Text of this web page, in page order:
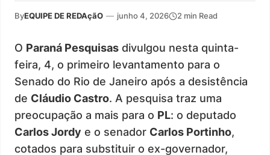
ByEQUIPE DE REDAçãO — junho 4, 2026 2 min Read
O Paraná Pesquisas divulgou nesta quinta-
feira, 4, o primeiro levantamento para o
Senado do Rio de Janeiro após a desistência
de Cláudio Castro. A pesquisa traz uma
preocupação a mais para o PL: o deputado
Carlos Jordy e o senador Carlos Portinho,
cotados para substituir o ex-governador,